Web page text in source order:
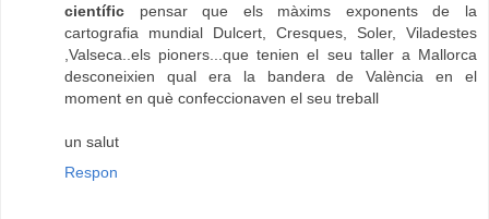
científic pensar que els màxims exponents de la
cartografia mundial Dulcert, Cresques, Soler, Viladestes
,Valseca..els pioners...que tenien el seu taller a Mallorca
desconeixien qual era la bandera de València en el
moment en què confeccionaven el seu treball
un salut
Respon